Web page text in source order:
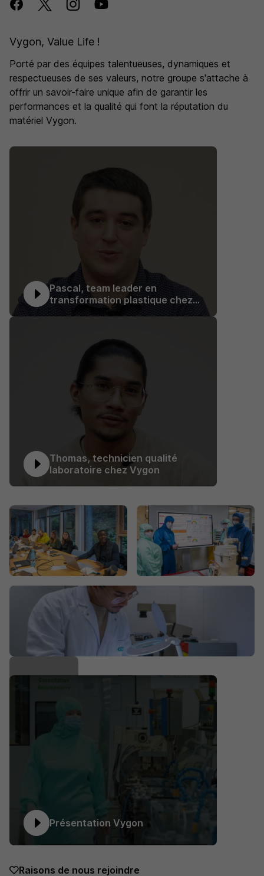
Vygon, Value Life !
Porté par des équipes talentueuses, dynamiques et
respectueuses de ses valeurs, notre groupe s'attache à
offrir un savoir-faire unique afin de garantir les
performances et la qualité qui font la réputation du
matériel Vygon.
Pascal, team leader en
transformation plastique chez
Vygon
Thomas, technicien qualité
laboratoire chez Vygon
15 de plus
Présentation Vygon
Raisons de nous rejoindre